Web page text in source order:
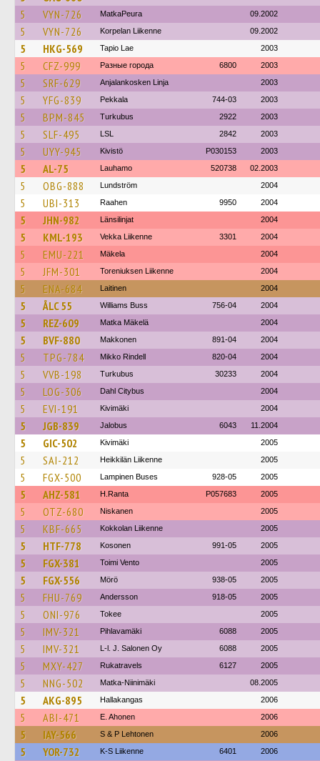
5 VYN-726 MatkaPeura 09.2002
5 VYN-726 Korpelan Liikenne 09.2002
5 HKG-569 Tapio Lae 2003
5 CFZ-999 Разные города 6800 2003
5 SRF-629 Anjalankosken Linja 2003
5 YFG-839 Pekkala 744-03 2003
5 BPM-845 Turkubus 2922 2003
5 SLF-495 LSL 2842 2003
5 UYY-945 Kivistö P030153 2003
5 AL-75 Lauhamo 520738 02.2003
5 OBG-888 Lundström 2004
5 UBI-313 Raahen 9950 2004
5 JHN-982 Länsilinjat 2004
5 KML-193 Vekka Liikenne 3301 2004
5 EMU-221 Mäkela 2004
5 JFM-301 Toreniuksen Liikenne 2004
5 ENA-684 Laitinen 2004
5 ÅLC 55 Williams Buss 756-04 2004
5 REZ-609 Matka Mäkelä 2004
5 BVF-880 Makkonen 891-04 2004
5 TPG-784 Mikko Rindell 820-04 2004
5 VVB-198 Turkubus 30233 2004
5 LOG-306 Dahl Citybus 2004
5 EVI-191 Kivimäki 2004
5 JGB-839 Jalobus 6043 11.2004
5 GIC-502 Kivimäki 2005
5 SAI-212 Heikkilän Liikenne 2005
5 FGX-500 Lampinen Buses 928-05 2005
5 AHZ-581 H.Ranta P057683 2005
5 OTZ-680 Niskanen 2005
5 KBF-665 Kokkolan Liikenne 2005
5 HTF-778 Kosonen 991-05 2005
5 FGX-381 Toimi Vento 2005
5 FGX-556 Mörö 938-05 2005
5 FHU-769 Andersson 918-05 2005
5 ONI-976 Tokee 2005
5 IMV-321 Pihlavamäki 6088 2005
5 IMV-321 L-l. J. Salonen Oy 6088 2005
5 MXY-427 Rukatravels 6127 2005
5 NNG-502 Matka-Niinimäki 08.2005
5 AKG-895 Hallakangas 2006
5 ABI-471 E. Ahonen 2006
5 IAY-566 S & P Lehtonen 2006
5 YOR-732 K-S Liikenne 6401 2006